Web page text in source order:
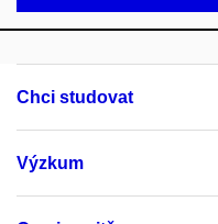
Chci studovat
Výzkum